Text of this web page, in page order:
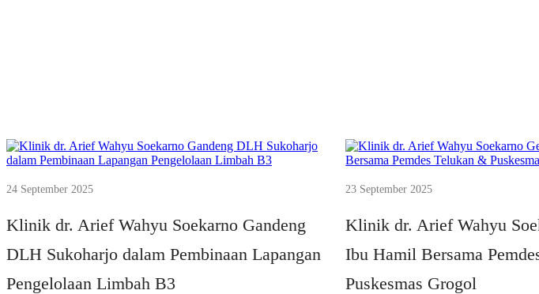
24 September 2025
Klinik dr. Arief Wahyu Soekarno Gandeng
DLH Sukoharjo dalam Pembinaan Lapangan
Pengelolaan Limbah B3
23 September 2025
Klinik dr. Arief Wahyu
Ibu Hamil Bersama
Puskesmas Grogol